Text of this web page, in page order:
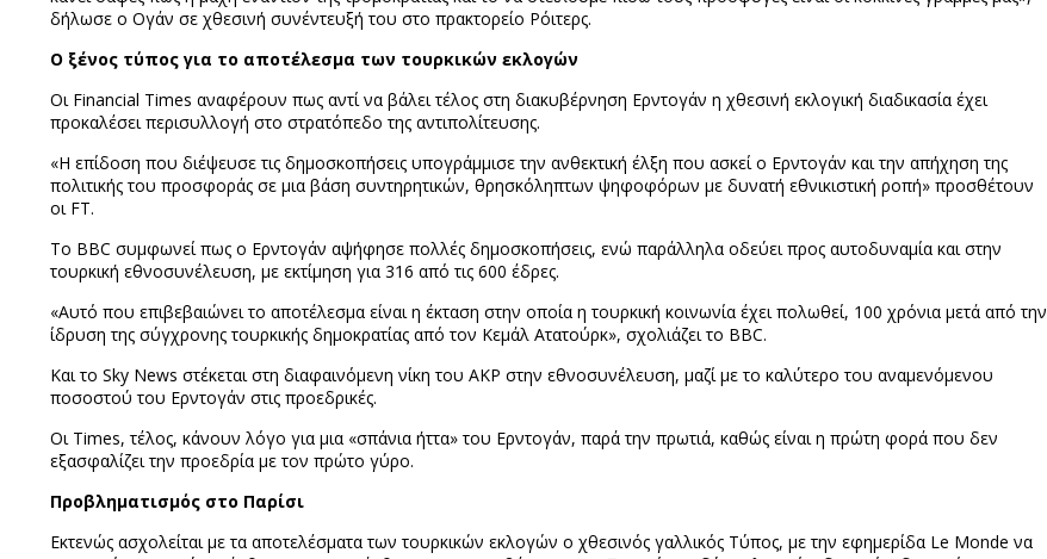
δήλωσε ο Ογάν σε χθεσινή συνέντευξή του στο πρακτορείο Ρόιτερς.
Ο ξένος τύπος για το αποτέλεσμα των τουρκικών εκλογών
Οι Financial Times αναφέρουν πως αντί να βάλει τέλος στη διακυβέρνηση Ερντογάν η χθεσινή εκλογική διαδικασία έχει
προκαλέσει περισυλλογή στο στρατόπεδο της αντιπολίτευσης.
«Η επίδοση που διέψευσε τις δημοσκοπήσεις υπογράμμισε την ανθεκτική έλξη που ασκεί ο Ερντογάν και την απήχηση της
πολιτικής του προσφοράς σε μια βάση συντηρητικών, θρησκόληπτων ψηφοφόρων με δυνατή εθνικιστική ροπή» προσθέτουν
οι FT.
Το BBC συμφωνεί πως ο Ερντογάν αψήφησε πολλές δημοσκοπήσεις, ενώ παράλληλα οδεύει προς αυτοδυναμία και στην
τουρκική εθνοσυνέλευση, με εκτίμηση για 316 από τις 600 έδρες.
«Αυτό που επιβεβαιώνει το αποτέλεσμα είναι η έκταση στην οποία η τουρκική κοινωνία έχει πολωθεί, 100 χρόνια μετά από την
ίδρυση της σύγχρονης τουρκικής δημοκρατίας από τον Κεμάλ Ατατούρκ», σχολιάζει το BBC.
Και το Sky News στέκεται στη διαφαινόμενη νίκη του AKP στην εθνοσυνέλευση, μαζί με το καλύτερο του αναμενόμενου
ποσοστού του Ερντογάν στις προεδρικές.
Οι Times, τέλος, κάνουν λόγο για μια «σπάνια ήττα» του Ερντογάν, παρά την πρωτιά, καθώς είναι η πρώτη φορά που δεν
εξασφαλίζει την προεδρία με τον πρώτο γύρο.
Προβληματισμός στο Παρίσι
Εκτενώς ασχολείται με τα αποτελέσματα των τουρκικών εκλογών ο χθεσινός γαλλικός Τύπος, με την εφημερίδα Le Monde να